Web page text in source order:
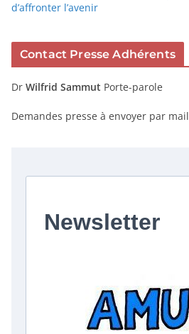
d’affronter l’avenir
Contact Presse Adhérents
Dr Wilfrid Sammut Porte-parole
Demandes presse à envoyer par mail